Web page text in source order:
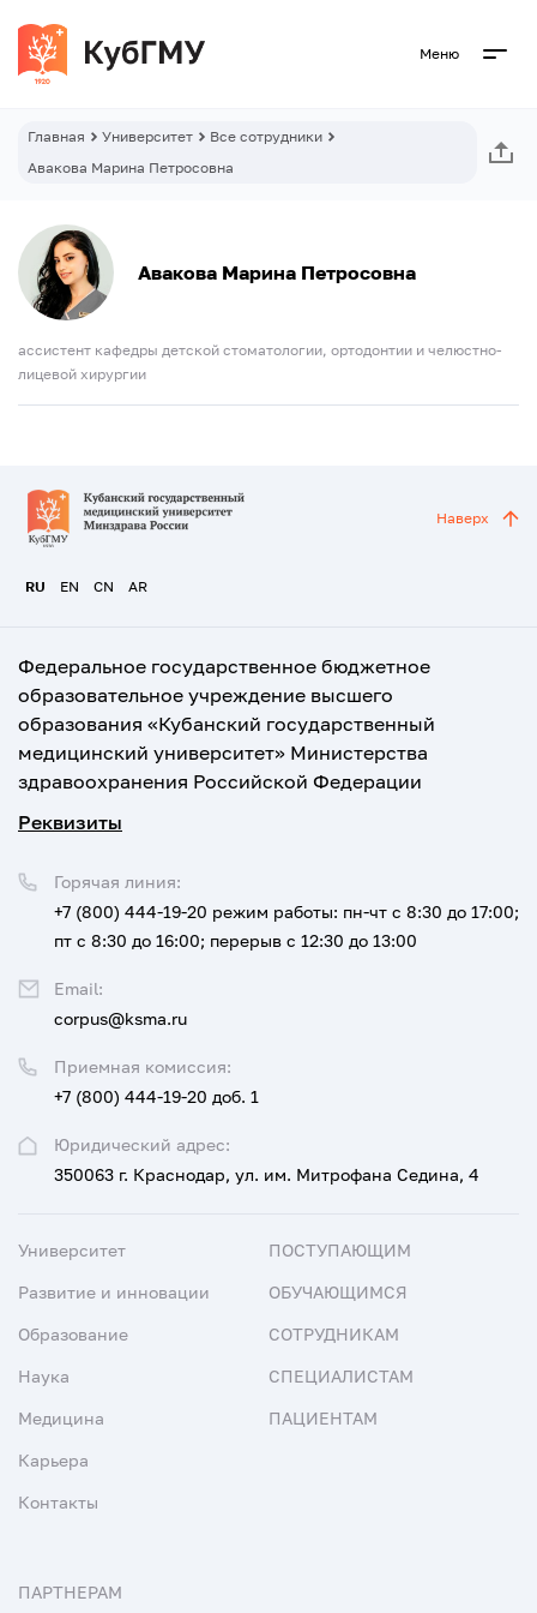
Меню
Главная Университет
Все сотрудники
Авакова Марина Петросовна
Авакова Марина Петросовна
ассистент кафедры детской стоматологии, ортодонтии и челюстно-
лицевой хирургии
RU EN CN AR
Наверх
Федеральное государственное бюджетное
образовательное учреждение высшего
образования «Кубанский государственный
медицинский университет» Министерства
здравоохранения Российской Федерации
Реквизиты
Юридический адрес:
350063 г. Краснодар, ул. им. Митрофана Седина, 4
Приемная комиссия:
+7 (800) 444-19-20 доб. 1
Горячая линия:
+7 (800) 444-19-20 режим работы: пн-чт с 8:30 до 17:00;
пт с 8:30 до 16:00; перерыв с 12:30 до 13:00
Email:
corpus@ksma.ru
Университет
Развитие и инновации
Образование
Наука
Медицина
Карьера
Контакты
ПОСТУПАЮЩИМ
ОБУЧАЮЩИМСЯ
СОТРУДНИКАМ
СПЕЦИАЛИСТАМ
ПАЦИЕНТАМ
ПАРТНЕРАМ